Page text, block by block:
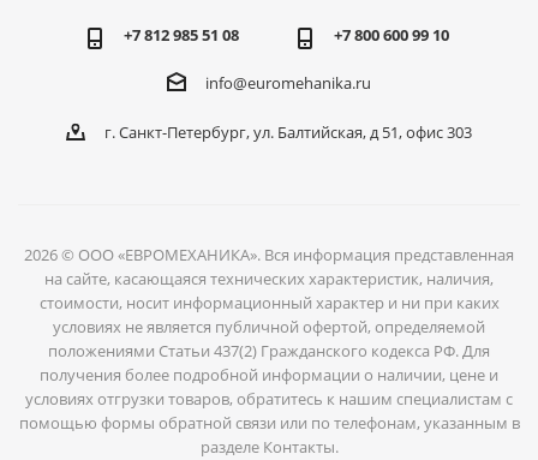
+7 812 985 51 08 +7 800 600 99 10
info@euromehanika.ru
г. Санкт-Петербург, ул. Балтийская, д 51, офис 303
2026 © ООО «ЕВРОМЕХАНИКА». Вся информация представленная
на сайте, касающаяся технических характеристик, наличия,
стоимости, носит информационный характер и ни при каких
условиях не является публичной офертой, определяемой
положениями Статьи 437(2) Гражданского кодекса РФ. Для
получения более подробной информации о наличии, цене и
условиях отгрузки товаров, обратитесь к нашим специалистам с
помощью формы обратной связи или по телефонам, указанным в
разделе Контакты.